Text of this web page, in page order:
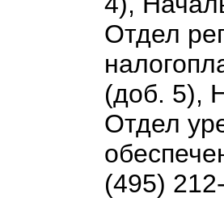
Отдел
(доб. 5),
Отдел
(495)